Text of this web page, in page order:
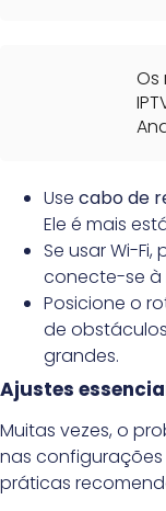
Os
Use cabo de
Ele é mais
Se usar Wi-Fi,
conecte-se à
Posicione o
de
grandes.
Ajustes
Muitas vezes, o
nas
práticas